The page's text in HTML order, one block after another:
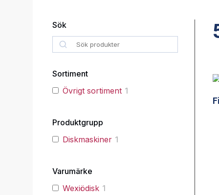
Sök
Search
Sortiment
Övrigt sortiment 1
Produktgrupp
Diskmaskiner 1
Varumärke
Wexiödisk 1